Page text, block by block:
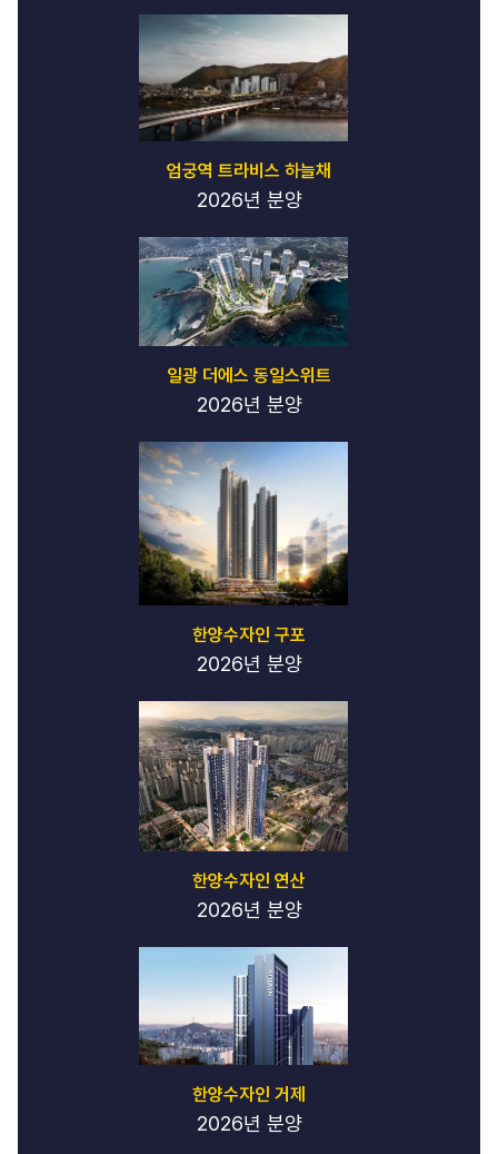
엄궁역 트라비스 하늘채
2026년 분양
일광 더에스 동일스위트
2026년 분양
한양수자인 구포
2026년 분양
한양수자인 연산
2026년 분양
한양수자인 거제
2026년 분양